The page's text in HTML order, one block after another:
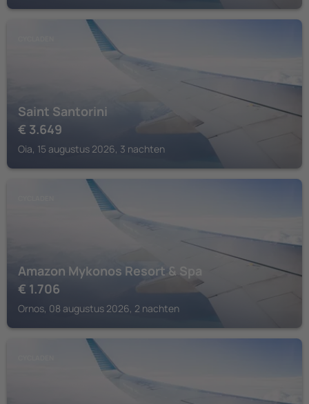
Saint Santorini
€ 3.649
Oia, 15 augustus 2026, 3 nachten
Amazon Mykonos Resort & Spa
€ 1.706
Ornos, 08 augustus 2026, 2 nachten